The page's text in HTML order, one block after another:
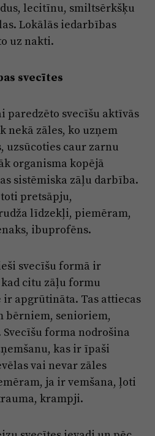
lecitīnu, smiltsērkšķu
Lokālās iedarbības
uz nakti.
svecītes
paredzēto svecīšu aktīvās
nekā zāles, ko uzņem
uzsūcoties caur zarnu
organisma kopējā
sistēmiska zāļu darbība.
pretsāpju,
līdzekļi, piemēram,
ibuprofēns.
svecīšu formā ir
citu zāļu formu
ir apgrūtināta. Tas attiecas
bērniem, senioriem,
forma nodrošina
kas ir īpaši
vai nevar zāles
ja ir vemšana, ļoti
krampji.